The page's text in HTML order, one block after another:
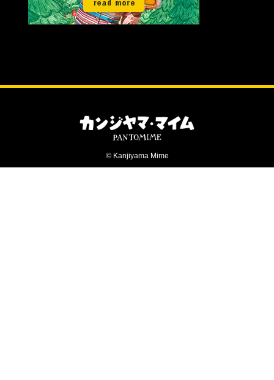
© Kanjiyama Mime